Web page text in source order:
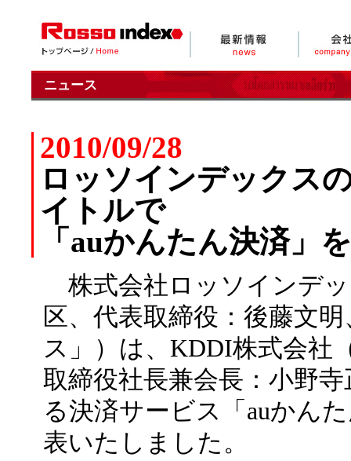
ニュース
2010/09/28
ロッソインデックス
イトルで
「auかんたん決済」
株式会社ロッソインデ
区、代表取締役：後藤文
ス」）は、KDDI株式会社
取締役社長兼会長：小野
る決済サービス「auかん
表いたしました。